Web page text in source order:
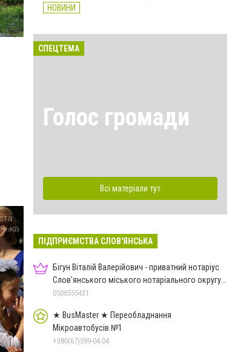
НОВИНИ
СПЕЦТЕМА
Голос громади
Всі матеріали тут
ПІДПРИЄМСТВА СЛОВ'ЯНСЬКА
Бігун Віталій Валерійович - приватний нотаріус
Слов'янського міського нотаріального округу
Дон.обл.
0506555431
★ BusMaster ★ Переобладнання
Мікроавтобусів №1
+380(67)599-04-04